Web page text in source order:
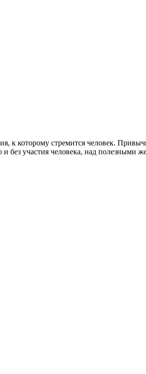
к которому стремится человек.
без участия человека, над полезными